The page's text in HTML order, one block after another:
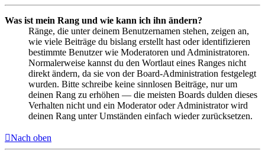
Was ist mein Rang und wie kann ich ihn ändern?
Ränge, die unter deinem Benutzernamen stehen, zeigen an,
wie viele Beiträge du bislang erstellt hast oder identifizieren
bestimmte Benutzer wie Moderatoren und Administratoren.
Normalerweise kannst du den Wortlaut eines Ranges nicht
direkt ändern, da sie von der Board-Administration festgelegt
wurden. Bitte schreibe keine sinnlosen Beiträge, nur um
deinen Rang zu erhöhen — die meisten Boards dulden dieses
Verhalten nicht und ein Moderator oder Administrator wird
deinen Rang unter Umständen einfach wieder zurücksetzen.
Nach oben